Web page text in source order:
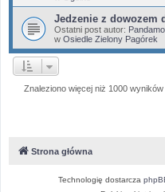
Jedzenie z dowozem
Ostatni post autor:
w Osiedle Zielony Pagórek
Znaleziono więcej niż 1000 wyników
Strona główna
Technologię dostarcza